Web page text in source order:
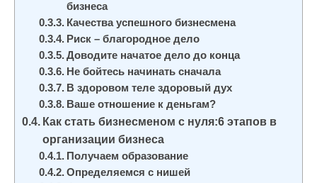
бизнеса
Качества успешного бизнесмена
Риск – благородное дело
Доводите начатое дело до конца
Не бойтесь начинать сначала
В здоровом теле здоровый дух
Ваше отношение к деньгам?
Как стать бизнесменом с нуля:6 этапов в
организации бизнеса
Получаем образование
Определяемся с нишей